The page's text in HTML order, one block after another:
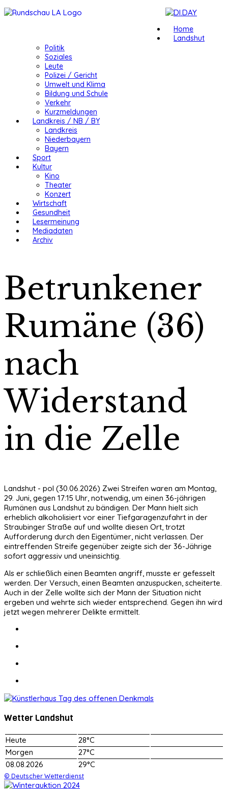
Home
Landshut
Politik
Soziales
Leute
Polizei / Gericht
Umwelt und Klima
Bildung und Schule
Verkehr
Kurzmeldungen
Landkreis / NB / BY
Landkreis
Niederbayern
Bayern
Sport
Kultur
Kino
Theater
Konzert
Wirtschaft
Gesundheit
Lesermeinung
Mediadaten
Archiv
Betrunkener
Rumäne (36)
nach
Widerstand
in die Zelle
Landshut - pol (30.06.2026) Zwei Streifen waren am Montag,
29. Juni, gegen 17:15 Uhr, notwendig, um einen 36-jährigen
Rumänen aus Landshut zu bändigen. Der Mann hielt sich
erheblich alkoholisiert vor einer Tiefgaragenzufahrt in der
Straubinger Straße auf und wollte diesen Ort, trotzt
Aufforderung durch den Eigentümer, nicht verlassen. Der
eintreffenden Streife gegenüber zeigte sich der 36-Jährige
sofort aggressiv und uneinsichtig.
Als er schließlich einen Beamten angriff, musste er gefesselt
werden. Der Versuch, einen Beamten anzuspucken, scheiterte.
Auch in der Zelle wollte sich der Mann der Situation nicht
ergeben und wehrte sich wieder entsprechend. Gegen ihn wird
jetzt wegen mehrerer Delikte ermittelt.
Wetter Landshut
Heute
28°C
Morgen
27°C
08.08.2026
29°C
© Deutscher Wetterdienst